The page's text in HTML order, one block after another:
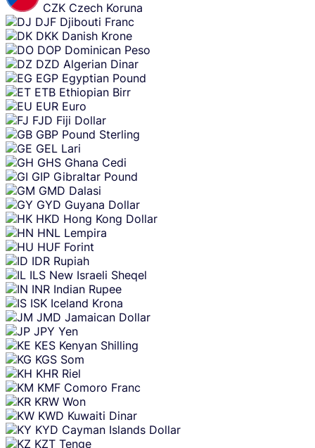
CZK Czech Koruna
DJF Djibouti Franc
DKK Danish Krone
DOP Dominican Peso
DZD Algerian Dinar
EGP Egyptian Pound
ETB Ethiopian Birr
EUR Euro
FJD Fiji Dollar
GBP Pound Sterling
GEL Lari
GHS Ghana Cedi
GIP Gibraltar Pound
GMD Dalasi
GYD Guyana Dollar
HKD Hong Kong Dollar
HNL Lempira
HUF Forint
IDR Rupiah
ILS New Israeli Sheqel
INR Indian Rupee
ISK Iceland Krona
JMD Jamaican Dollar
JPY Yen
KES Kenyan Shilling
KGS Som
KHR Riel
KMF Comoro Franc
KRW Won
KWD Kuwaiti Dinar
KYD Cayman Islands Dollar
KZT Tenge